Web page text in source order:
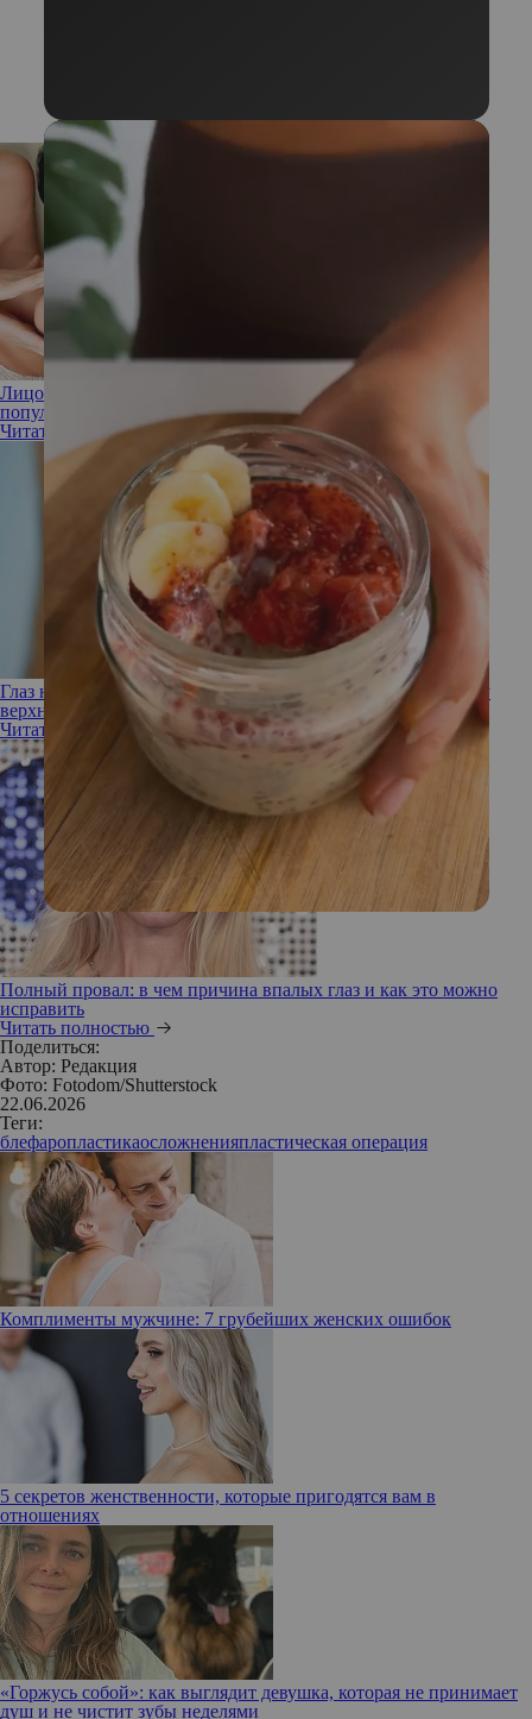
Лицо исказится, глаза не закроются: топ мифов о самых
популярных пластических операциях
Читать полностью
Глаз не открывается! Какие ошибки могут привести к птозу
верхнего века
Читать полностью
Полный провал: в чем причина впалых глаз и как это можно
исправить
Читать полностью
Поделиться:
Автор: Редакция
Фото: Fotodom/Shutterstock
22.06.2026
Теги:
блефаропластикаосложненияпластическая операция
Комплименты мужчине: 7 грубейших женских ошибок
5 секретов женственности, которые пригодятся вам в
отношениях
«Горжусь собой»: как выглядит девушка, которая не принимает
душ и не чистит зубы неделями